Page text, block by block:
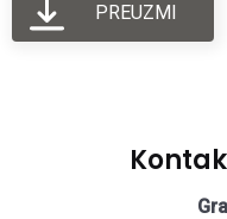
PREUZMI